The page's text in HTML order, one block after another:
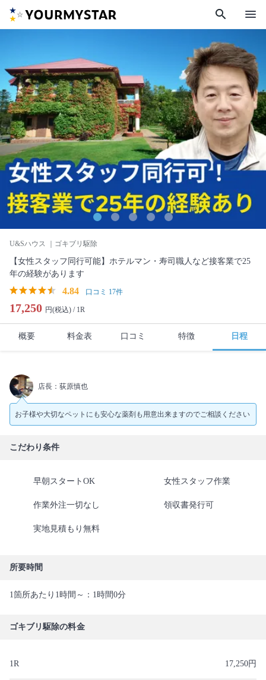
search menu
U&Sハウス ｜ゴキブリ駆除
【女性スタッフ同行可能】ホテルマン・寿司職人など接客業で25
年の経験があります
4.84 口コミ 17件
17,250 円(税込) / 1R
概要 料金表 口コミ 特徴 日程
店長：荻原慎也
お子様や大切なペットにも安心な薬剤も用意出来ますのでご相談ください
こだわり条件
早朝スタートOK 女性スタッフ作業
作業外注一切なし 領収書発行可
実地見積もり無料
所要時間
1箇所あたり1時間～：1時間0分
ゴキブリ駆除の料金
1R 17,250円